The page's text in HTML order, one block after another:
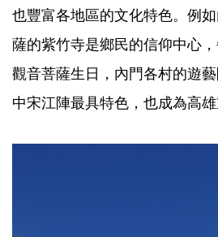
也豐富各地區的文化特色。例
薩的紫竹寺是鄉民的信仰中心
觀音菩薩生日，內門各村的遊
中宋江陣最具特色，也成為高雄